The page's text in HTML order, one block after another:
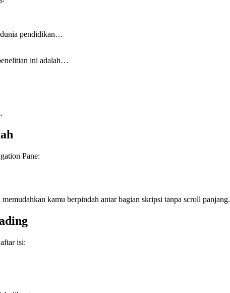
dunia pendidikan…
ini adalah…
Pane:
kamu berpindah antar bagian skripsi tanpa scroll panjang.
isi: